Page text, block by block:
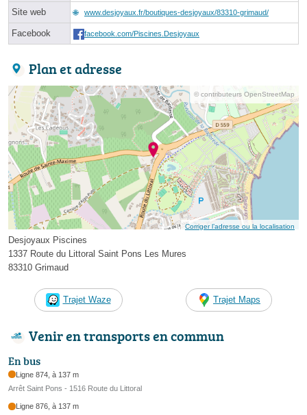
Site web www.desjoyaux.fr/boutiques-desjoyaux/83310-grimaud/
Facebook facebook.com/Piscines.Desjoyaux
Plan et adresse
© contributeurs OpenStreetMap
Corriger l’adresse ou la localisation
Desjoyaux Piscines
1337 Route du Littoral Saint Pons Les Mures
83310 Grimaud
Trajet Waze Trajet Maps
Venir en transports en commun
En bus
Ligne 874, à 137 m
Arrêt Saint Pons - 1516 Route du Littoral
Ligne 876, à 137 m